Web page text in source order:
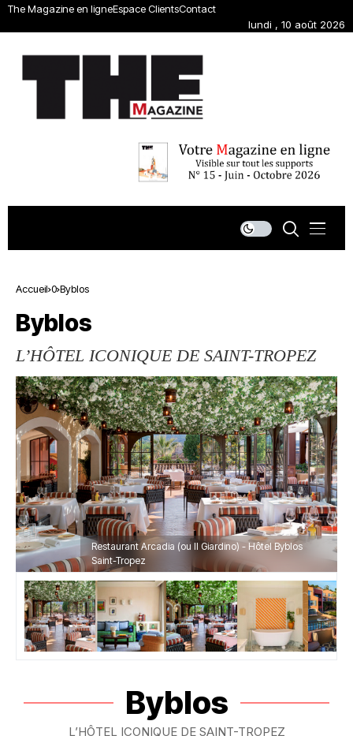
The Magazine en ligneEspace ClientsContact
lundi , 10 août 2026
Accueil 0 Byblos
Byblos
L’HÔTEL ICONIQUE DE SAINT-TROPEZ
Restaurant Arcadia (ou Il Giardino) - Hôtel Byblos
Saint-Tropez
Byblos
L’HÔTEL ICONIQUE DE SAINT-TROPEZ